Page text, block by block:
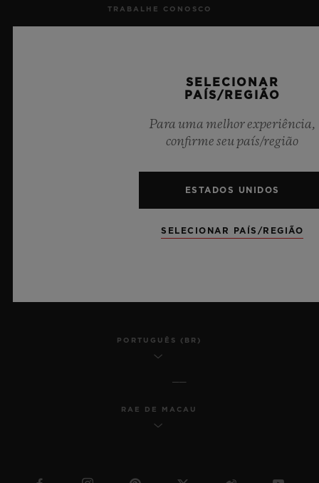
TRABALHE CONOSCO
PRIVACIDADE
COMPROMISSO ÉTICO
PORTUGUÊS (BR)
RAE DE MACAU
SELECIONAR
PAÍS/REGIÃO
Para uma melhor experiência,
confirme seu país/região
ESTADOS UNIDOS
SELECIONAR PAÍS/REGIÃO